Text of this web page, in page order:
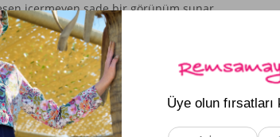
içermeyen sade bir görünüm sunar.
kenarlı şapka ile dört parçalı bir set oluşturur.
bir kullanım deneyimi sunar.
Benzer Ürünler